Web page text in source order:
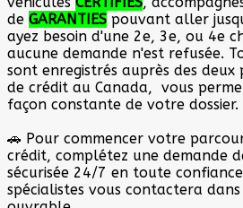
de GARANTIES pouvant aller
ayez besoin d'une 2e, 3e, ou 4e
aucune demande n'est refusée.
sont enregistrés auprès des
de crédit au Canada, vous
façon constante de votre dossier.
🚗 Pour commencer votre
crédit, complétez une demande
sécurisée 24/7 en toute
spécialistes vous contactera